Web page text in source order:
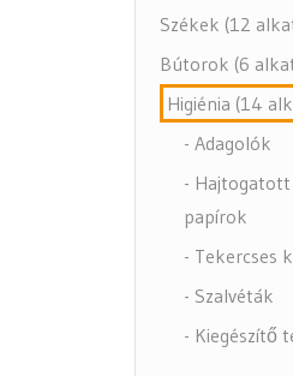
Székek (12
Bútorok (6
Higiénia (14
- Adagolók
-
papírok
- Tekercses
- Szalvéták
- Kiegészítő